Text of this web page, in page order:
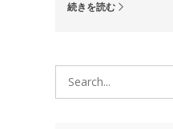
続きを読む